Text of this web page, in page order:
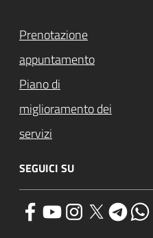
Prenotazione
appuntamento
Piano di
miglioramento dei
servizi
SEGUICI SU